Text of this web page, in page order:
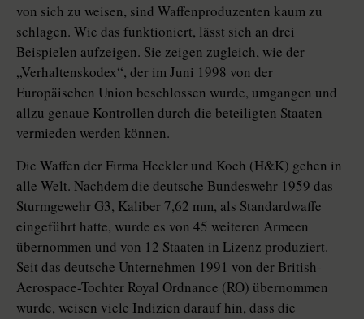
von sich zu weisen, sind Waffenproduzenten kaum zu
schlagen. Wie das funktioniert, lässt sich an drei
Beispielen aufzeigen. Sie zeigen zugleich, wie der
„Verhaltenskodex“, der im Juni 1998 von der
Europäischen Union beschlossen wurde, umgangen und
allzu genaue Kontrollen durch die beteiligten Staaten
vermieden werden können.
Die Waffen der Firma Heckler und Koch (H&K) gehen in
alle Welt. Nachdem die deutsche Bundeswehr 1959 das
Sturmgewehr G3, Kaliber 7,62 mm, als Standardwaffe
eingeführt hatte, wurde es von 45 weiteren Armeen
übernommen und von 12 Staaten in Lizenz produziert.
Seit das deutsche Unternehmen 1991 von der British-
Aerospace-Tochter Royal Ordnance (RO) übernommen
wurde, weisen viele Indizien darauf hin, dass die